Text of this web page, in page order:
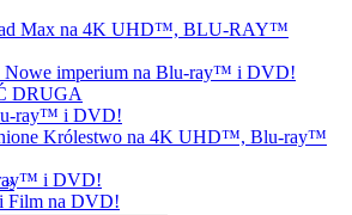
Max na 4K UHD™, BLU-RAY™
Nowe imperium na Blu-ray™ i DVD!
DRUGA
ray™ i DVD!
Królestwo na 4K UHD™, Blu-ray™
i DVD!
Film na DVD!
»